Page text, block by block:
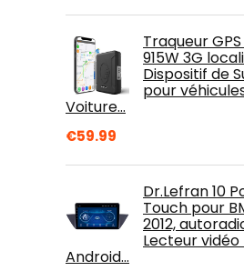
Traqueur
915W 3G
Dispositif de
pour
Voiture…
€59.99
Dr.Lefran 10
Touch pour
2012,
Lecteur vidéo
Android…